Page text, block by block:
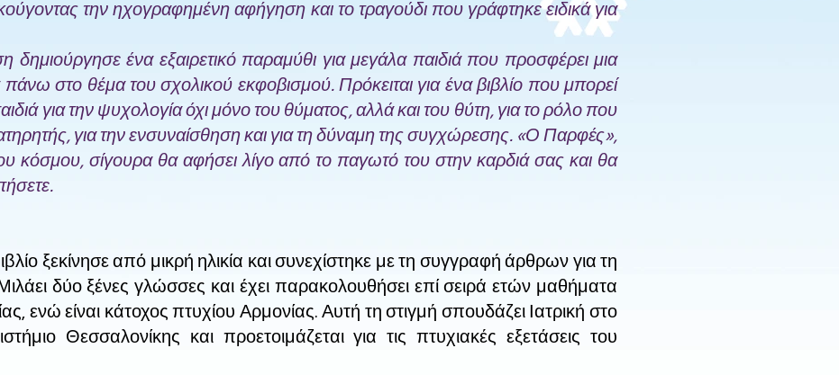
την ηχογραφημένη αφήγηση και το τραγούδι που γράφτηκε ειδικά για
δημιούργησε ένα εξαιρετικό παραμύθι για μεγάλα παιδιά που προσφέρει μια
στο θέμα του σχολικού εκφοβισμού. Πρόκειται για ένα βιβλίο που μπορεί
για την ψυχολογία όχι μόνο του θύματος, αλλά και του θύτη, για το ρόλο που
για την ενσυναίσθηση και για τη δύναμη της συγχώρεσης. «Ο Παρφές»,
κόσμου, σίγουρα θα αφήσει λίγο από το παγωτό του στην καρδιά σας και θα
ξεκίνησε από μικρή ηλικία και συνεχίστηκε με τη συγγραφή άρθρων για τη
δύο ξένες γλώσσες και έχει παρακολουθήσει επί σειρά ετών μαθήματα
ενώ είναι κάτοχος πτυχίου Αρμονίας. Αυτή τη στιγμή σπουδάζει Ιατρική στο
Θεσσαλονίκης και προετοιμάζεται για τις πτυχιακές εξετάσεις του